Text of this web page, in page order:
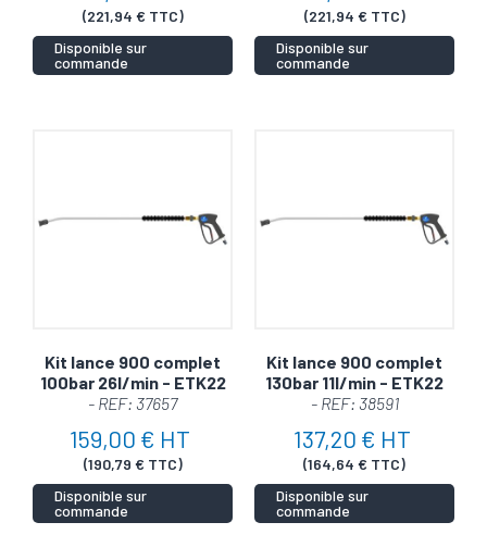
(221,94 € TTC)
Disponible sur
commande
(221,94 € TTC)
Disponible sur
commande
Kit lance 900 complet
100bar 26l/min - ETK22
- REF: 37657
159,00 € HT
(190,79 € TTC)
Disponible sur
commande
Kit lance 900 complet
130bar 11l/min - ETK22
- REF: 38591
137,20 € HT
(164,64 € TTC)
Disponible sur
commande